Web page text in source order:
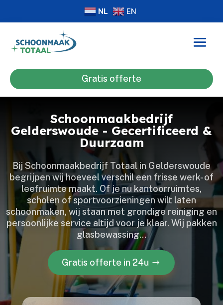
NL EN
Gratis offerte
Schoonmaakbedrijf
Gelderswoude - Gecertificeerd &
Duurzaam
Bij Schoonmaakbedrijf Totaal in Gelderswoude
begrijpen wij hoeveel verschil een frisse werk- of
leefruimte maakt.​ Of je nu kantoorruimtes,
scholen of sportvoorzieningen wilt laten
schoonmaken, wij staan met grondige reiniging en
persoonlijke service altijd voor je klaar.​ Wij pakken
glasbewassing…
Gratis offerte in 24u